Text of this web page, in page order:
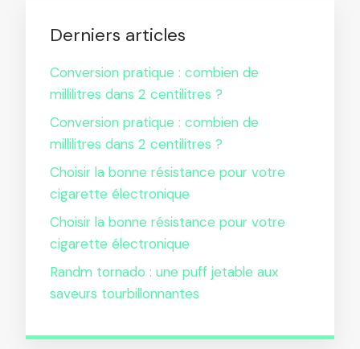
Derniers articles
Conversion pratique : combien de
millilitres dans 2 centilitres ?
Conversion pratique : combien de
millilitres dans 2 centilitres ?
Choisir la bonne résistance pour votre
cigarette électronique
Choisir la bonne résistance pour votre
cigarette électronique
Randm tornado : une puff jetable aux
saveurs tourbillonnantes